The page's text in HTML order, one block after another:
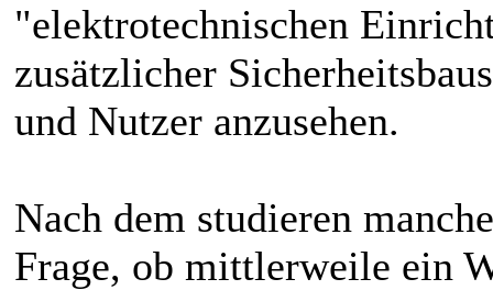
"elektrotechnischen
zusätzlicher
und Nutzer anzusehen.
Nach dem studieren
Frage, ob mittlerweile ein